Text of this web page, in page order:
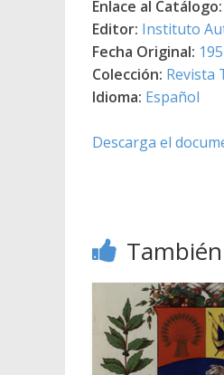
Enlace al Catálogo:
Editor: Instituto
Fecha Original:
Colección: Revista
Idioma: Español
Descarga el